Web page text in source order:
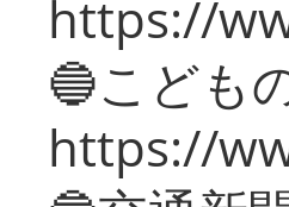
https://
🔵こども
https://